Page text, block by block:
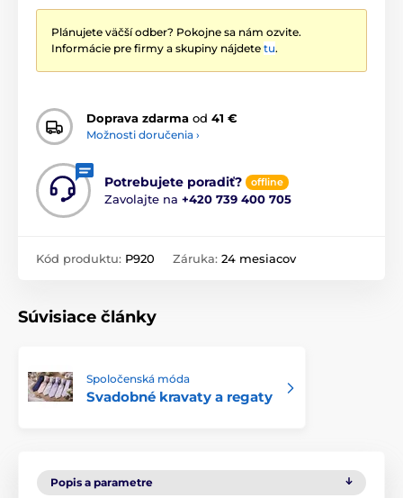
Plánujete väčší odber? Pokojne sa nám ozvite.
Informácie pre firmy a skupiny nájdete tu.
Doprava zdarma od 41 €
Možnosti doručenia ›
Potrebujete poradiť? offline
Zavolajte na +420 739 400 705
Kód produktu: P920 Záruka: 24 mesiacov
Súvisiace články
Spoločenská móda
Svadobné kravaty a regaty
Popis a parametre